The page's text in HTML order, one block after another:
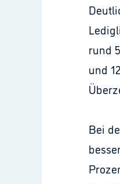
rund
und
Bei